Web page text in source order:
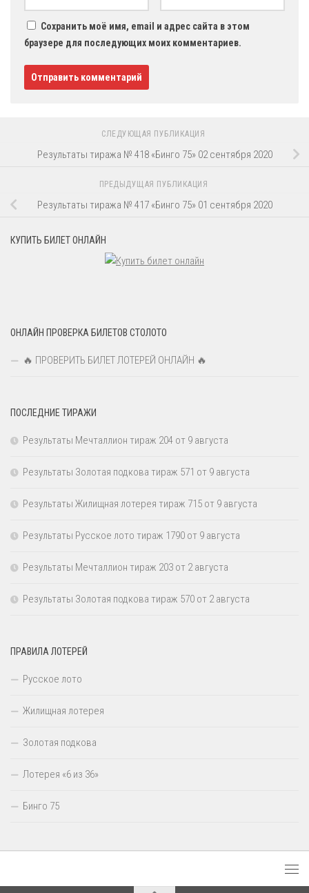
Сохранить моё имя, email и адрес сайта в этом
браузере для последующих моих комментариев.
СЛЕДУЮЩАЯ ПУБЛИКАЦИЯ
Результаты тиража № 418 «Бинго 75» 02 сентября 2020
ПРЕДЫДУЩАЯ ПУБЛИКАЦИЯ
Результаты тиража № 417 «Бинго 75» 01 сентября 2020
КУПИТЬ БИЛЕТ ОНЛАЙН
ОНЛАЙН ПРОВЕРКА БИЛЕТОВ СТОЛОТО
🔥 ПРОВЕРИТЬ БИЛЕТ ЛОТЕРЕЙ ОНЛАЙН 🔥
ПОСЛЕДНИЕ ТИРАЖИ
Результаты Мечталлион тираж 204 от 9 августа
Результаты Золотая подкова тираж 571 от 9 августа
Результаты Жилищная лотерея тираж 715 от 9 августа
Результаты Русское лото тираж 1790 от 9 августа
Результаты Мечталлион тираж 203 от 2 августа
Результаты Золотая подкова тираж 570 от 2 августа
ПРАВИЛА ЛОТЕРЕЙ
Русское лото
Жилищная лотерея
Золотая подкова
Лотерея «6 из 36»
Бинго 75